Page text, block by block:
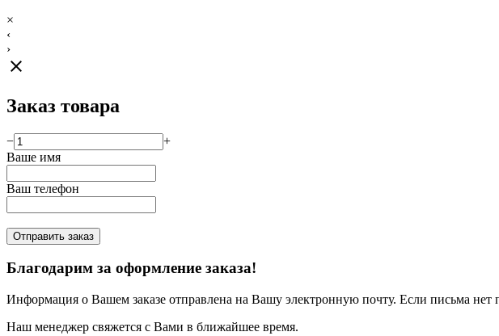
×
‹
›
close
Заказ товара
−
+
Ваше имя
Ваш телефон
Отправить заказ
Благодарим за оформление заказа!
Информация о Вашем заказе отправлена на Вашу электронную почту. Если письма нет
Наш менеджер свяжется с Вами в ближайшее время.